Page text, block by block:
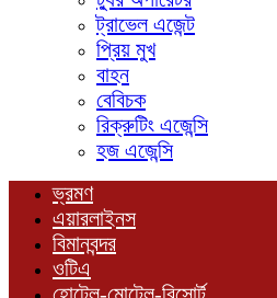
ট্রাভেল এজেন্ট
প্রিয় মুখ
বাহন
বেবিচক
রিক্রুটিং এজেন্সি
হজ এজেন্সি
ভ্রমণ
এয়ারলাইনস
বিমানবন্দর
ওটিএ